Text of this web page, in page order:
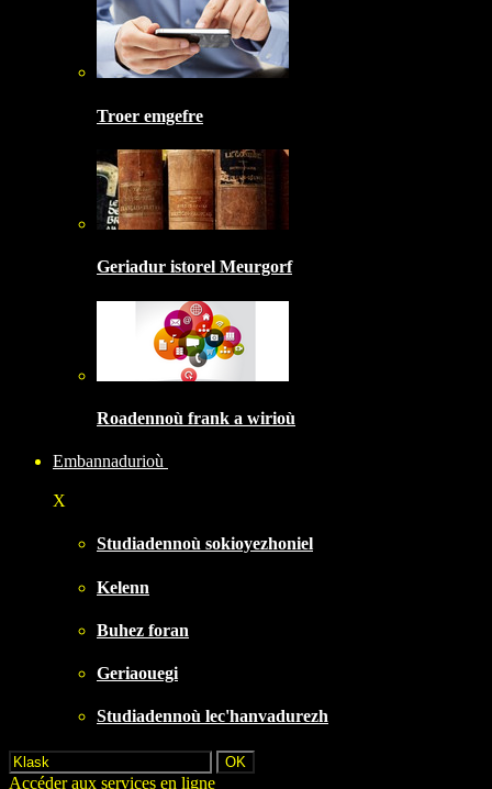
Troer emgefre
Geriadur istorel Meurgorf
Roadennoù frank a wirioù
Embannadurioù
X
Studiadennoù sokioyezhoniel
Kelenn
Buhez foran
Geriaouegi
Studiadennoù lec'hanvadurezh
Accéder aux services en ligne